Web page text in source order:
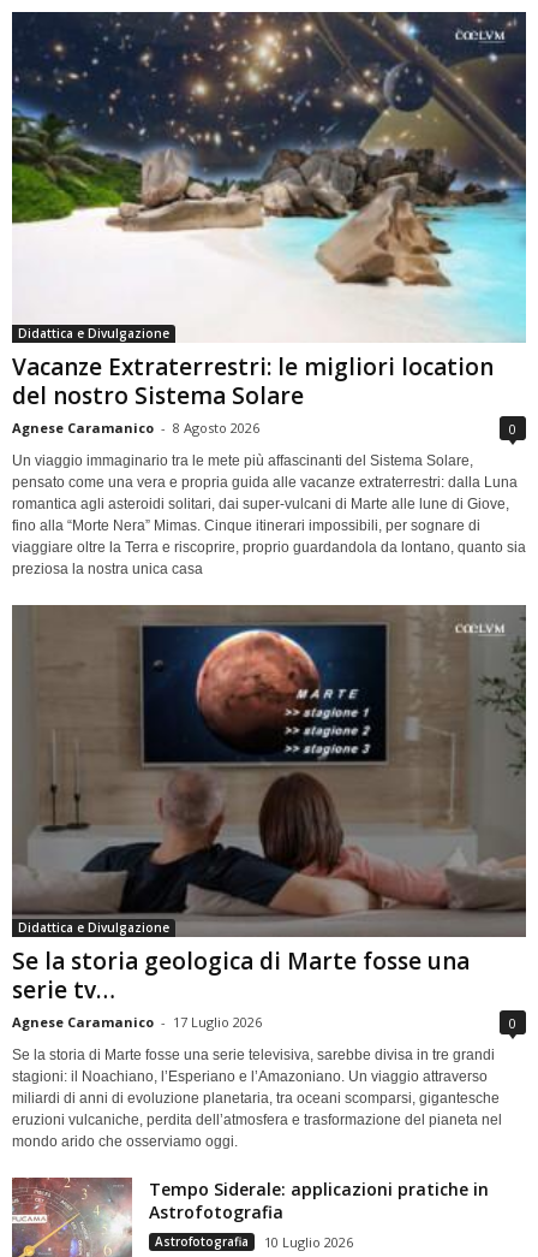
Didattica e Divulgazione
Vacanze Extraterrestri: le migliori location
del nostro Sistema Solare
Agnese Caramanico - 8 Agosto 2026 0
Un viaggio immaginario tra le mete più affascinanti del Sistema Solare,
pensato come una vera e propria guida alle vacanze extraterrestri: dalla Luna
romantica agli asteroidi solitari, dai super-vulcani di Marte alle lune di Giove,
fino alla “Morte Nera” Mimas. Cinque itinerari impossibili, per sognare di
viaggiare oltre la Terra e riscoprire, proprio guardandola da lontano, quanto sia
preziosa la nostra unica casa
Didattica e Divulgazione
Se la storia geologica di Marte fosse una
serie tv…
Agnese Caramanico - 17 Luglio 2026 0
Se la storia di Marte fosse una serie televisiva, sarebbe divisa in tre grandi
stagioni: il Noachiano, l’Esperiano e l’Amazoniano. Un viaggio attraverso
miliardi di anni di evoluzione planetaria, tra oceani scomparsi, gigantesche
eruzioni vulcaniche, perdita dell’atmosfera e trasformazione del pianeta nel
mondo arido che osserviamo oggi.
Tempo Siderale: applicazioni pratiche in
Astrofotografia
Astrofotografia 10 Luglio 2026